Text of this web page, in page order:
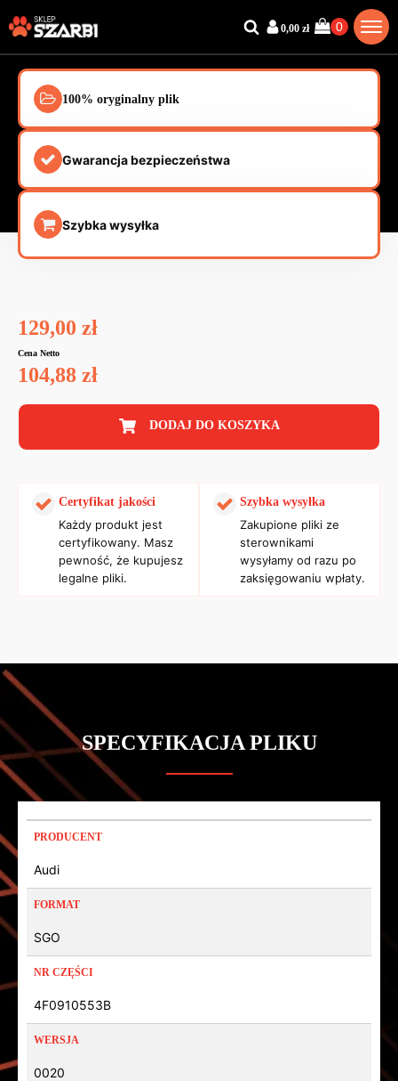
0,00 zł
100% oryginalny plik
Gwarancja bezpieczeństwa
Szybka wysyłka
129,00 zł
Cena Netto
104,88 zł
DODAJ DO KOSZYKA
Certyfikat jakości
Każdy produkt jest
certyfikowany. Masz
pewność, że kupujesz
legalne pliki.
Szybka wysyłka
Zakupione pliki ze
sterownikami
wysyłamy od razu po
zaksięgowaniu wpłaty.
SPECYFIKACJA PLIKU
PRODUCENT
Audi
FORMAT
SGO
NR CZĘŚCI
4F0910553B
WERSJA
0020